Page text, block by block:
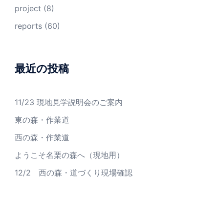
project (8)
reports (60)
最近の投稿
11/23 現地見学説明会のご案内
東の森・作業道
西の森・作業道
ようこそ名栗の森へ（現地用）
12/2 西の森・道づくり現場確認